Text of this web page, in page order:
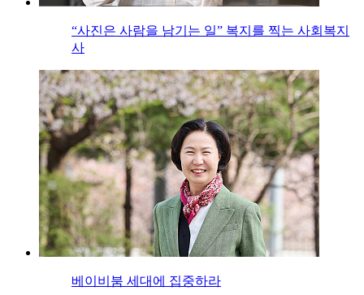
“사진은 사람을 남기는 일” 복지를 찍는 사회복지
사
베이비붐 세대에 집중하라